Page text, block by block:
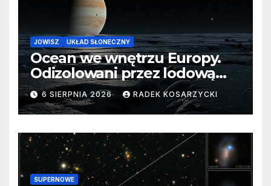
JOWISZ UKŁAD SŁONECZNY
Ocean we wnętrzu Europy.
Odizolowani przez lodową
barierę
6 SIERPNIA 2026 RADEK KOSARZYCKI
SUPERNOWE